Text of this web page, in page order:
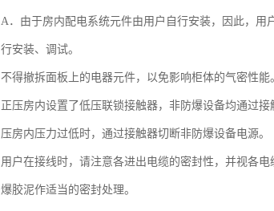
A．由于房内配电系统元件由用户自行安装，因此，用
行安装、调试。
不得撤拆面板上的电器元件，以免影响柜体的气密性能
正压房内设置了低压联锁接触器，非防爆设备均通过接
压房内压力过低时，通过接触器切断非防爆设备电源。
用户在接线时，请注意各进出电缆的密封性，并视各
爆胶泥作适当的密封处理。